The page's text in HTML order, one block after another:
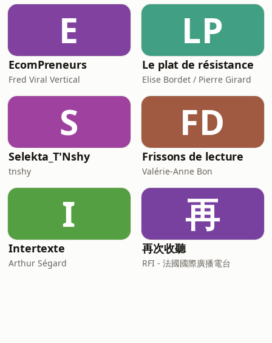
E
EcomPreneurs
Fred Viral Vertical
LP
Le plat de résistance
Elise Bordet / Pierre Girard
S
Selekta_T'Nshy
tnshy
FD
Frissons de lecture
Valérie-Anne Bon
I
Intertexte
Arthur Ségard
再
再次收聽
RFI - 法國國際廣播電台